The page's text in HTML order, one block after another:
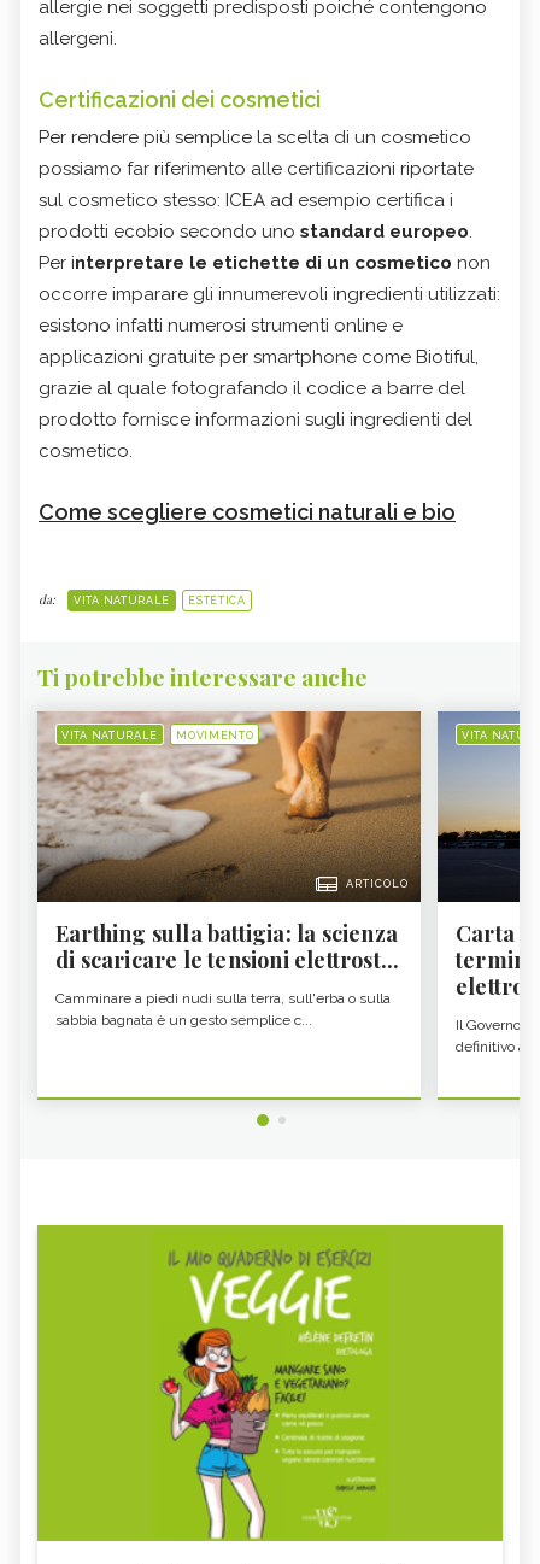
allergie nei soggetti predisposti poiché contengono
allergeni.
Certificazioni dei cosmetici
Per rendere più semplice la scelta di un cosmetico
possiamo far riferimento alle certificazioni riportate
sul cosmetico stesso: ICEA ad esempio certifica i
prodotti ecobio secondo uno standard europeo.
Per interpretare le etichette di un cosmetico non
occorre imparare gli innumerevoli ingredienti utilizzati:
esistono infatti numerosi strumenti online e
applicazioni gratuite per smartphone come Biotiful,
grazie al quale fotografando il codice a barre del
prodotto fornisce informazioni sugli ingredienti del
cosmetico.
Come scegliere cosmetici naturali e bio
da: VITA NATURALE ESTETICA
Ti potrebbe interessare anche
VITA NATURALE MOVIMENTO
ARTICOLO
Earthing sulla battigia: la scienza
di scaricare le tensioni elettrost...
Camminare a piedi nudi sulla terra, sull'erba o sulla
sabbia bagnata è un gesto semplice c...
VITA
Carta
Il Governo
definitivo